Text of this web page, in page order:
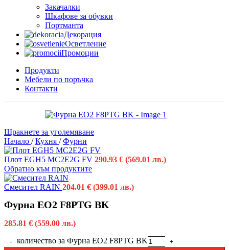
Закачалки
Шкафове за обувки
Портманта
Декорация
Осветление
Промоции
Продукти
Мебели по поръчка
Контакти
Щракнете за уголемяване
Начало / Кухня / Фурни
Плот EGH5 MC2E2G FV 290.93 € (569.01 лв.)
Обратно към продуктите
Смесител RAIN 204.01 € (399.01 лв.)
Фурна EO2 F8PTG BK
285.81 € (559.00 лв.)
количество за Фурна EO2 F8PTG BK